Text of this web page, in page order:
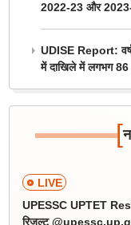
2022-23 और 2023-
UDISE Report:
में दाखिले में लगभग
[
LIVE
UPESSC UPTET
रिजल्ट